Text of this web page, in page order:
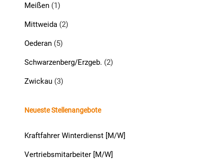
Meißen(1)
Mittweida(2)
Oederan(5)
Schwarzenberg/Erzgeb. (2)
Zwickau(3)
Neueste Stellenangebote
Kraftfahrer Winterdienst [M/W]
Vertriebsmitarbeiter [M/W]